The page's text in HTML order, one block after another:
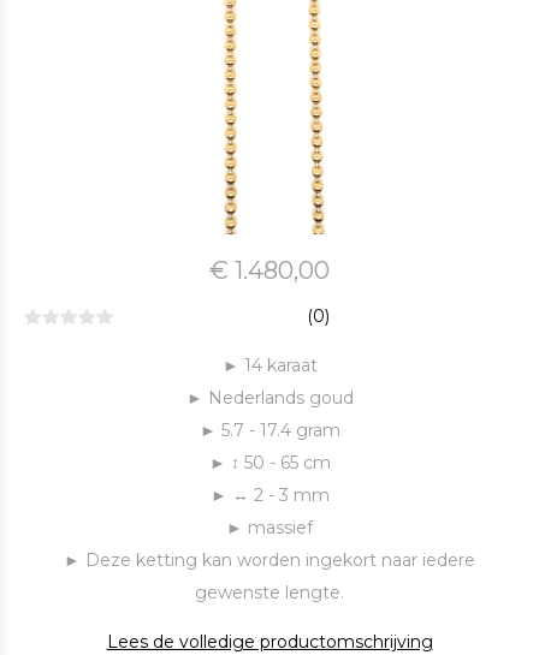
€ 1.480,00
(0)
► 14 karaat
► Nederlands goud
► 5.7 - 17.4 gram
► ↕ 50 - 65 cm
► ↔ 2 - 3 mm
► massief
► Deze ketting kan worden ingekort naar iedere
gewenste lengte.
Lees de volledige productomschrijving